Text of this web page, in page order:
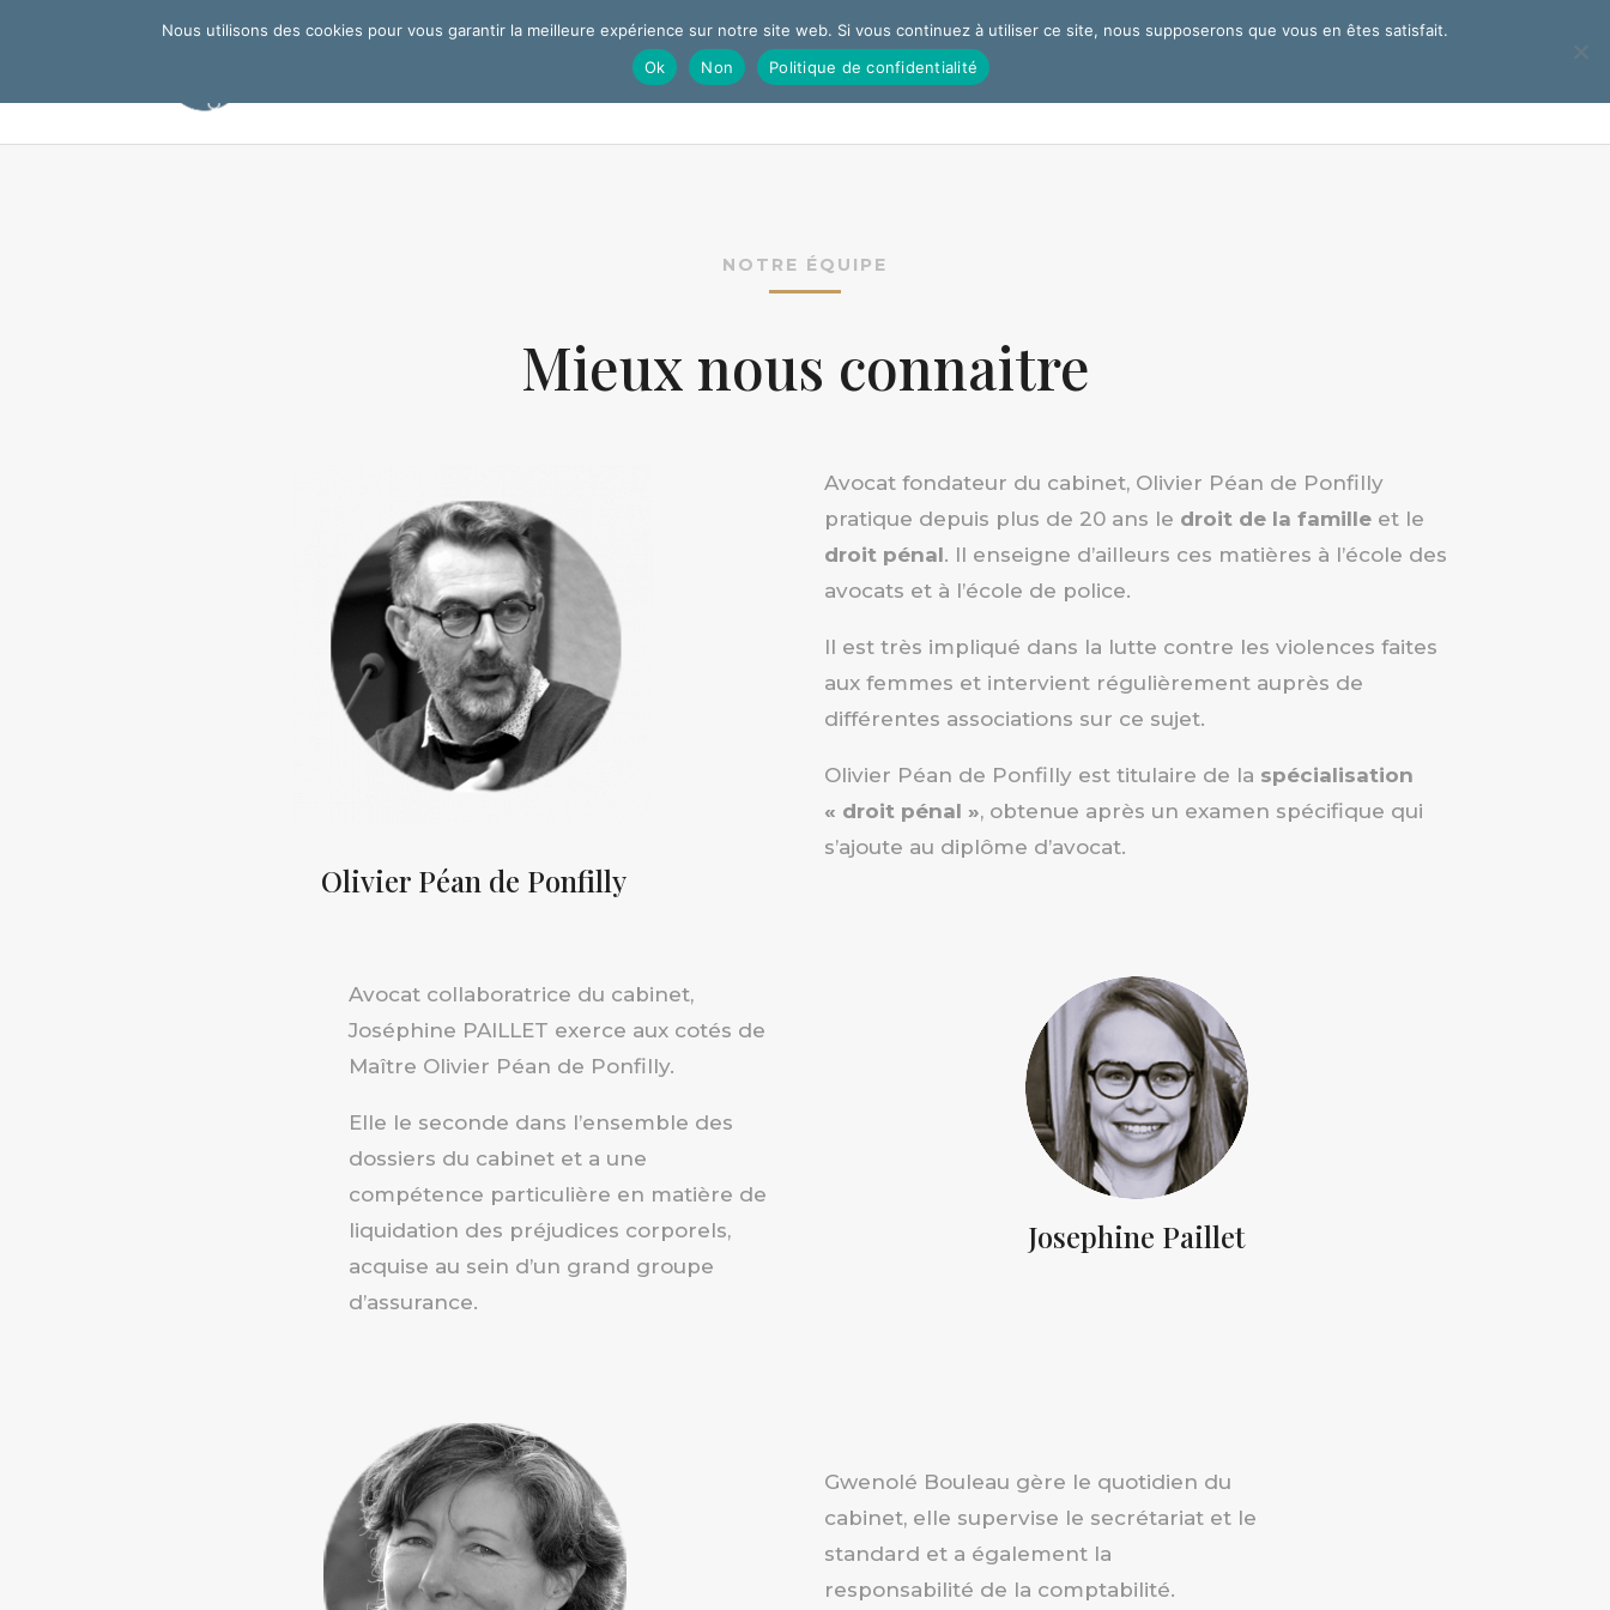
Accueil
NOTRE ÉQUIPE
Mieux nous connaitre
Olivier Péan de Ponfilly
Avocat fondateur du cabinet, Olivier Péan de Ponfilly
pratique depuis plus de 20 ans le droit de la famille et le
droit pénal. Il enseigne d’ailleurs ces matières à l’école des
avocats et à l’école de police.
Il est très impliqué dans la lutte contre les violences faites
aux femmes et intervient régulièrement auprès de
différentes associations sur ce sujet.
Olivier Péan de Ponfilly est titulaire de la spécialisation
« droit pénal », obtenue après un examen spécifique qui
s’ajoute au diplôme d’avocat.
Avocat collaboratrice du cabinet,
Joséphine PAILLET exerce aux cotés de
Maître Olivier Péan de Ponfilly.
Elle le seconde dans l’ensemble des
dossiers du cabinet et a une
compétence particulière en matière de
liquidation des préjudices corporels,
acquise au sein d’un grand groupe
d’assurance.
Josephine Paillet
Gwenolé Bouleau gère le quotidien du
cabinet, elle supervise le secrétariat et le
standard et a également la
responsabilité de la comptabilité.
Nous utilisons des cookies pour vous garantir la meilleure expérience sur notre site web. Si vous continuez à utiliser ce site, nous supposerons que vous en êtes satisfait.
Ok
Non Politique de confidentialité